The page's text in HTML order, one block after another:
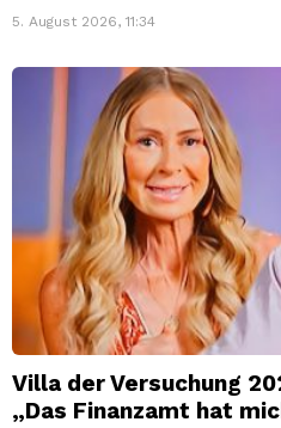
5. August 2026, 11:34
Villa der Versuchung
„Das Finanzamt hat